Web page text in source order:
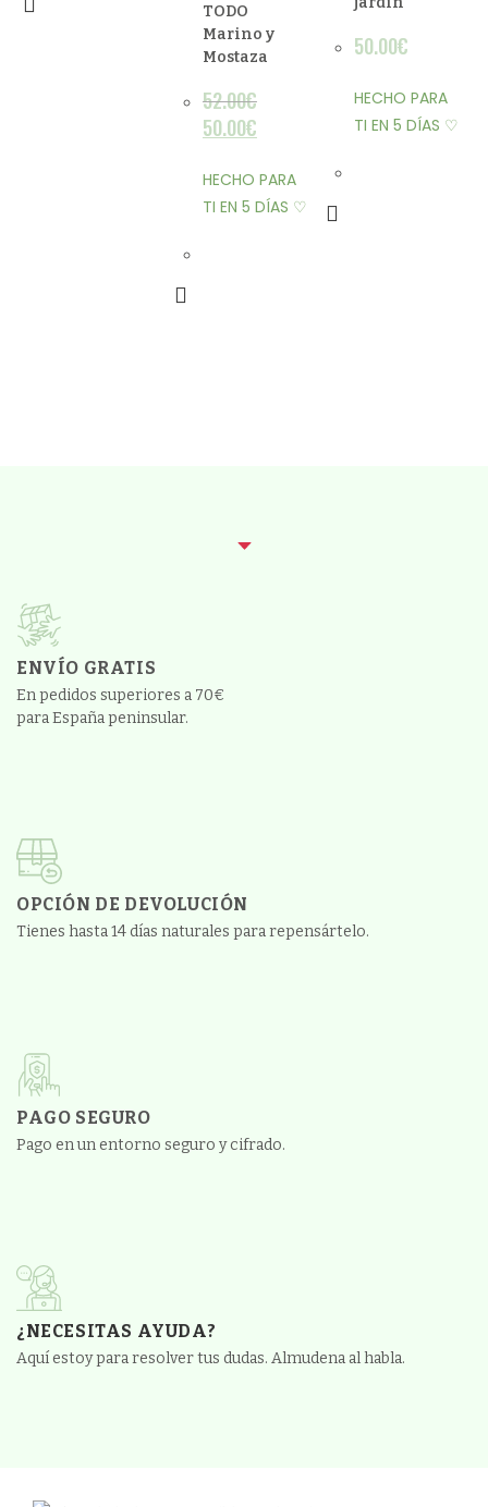
TODO
Marino y
Mostaza
52.00€
50.00€
HECHO PARA
TI EN 5 DÍAS ♡
50.00€
HECHO PARA
TI EN 5 DÍAS ♡
ENVÍO GRATIS
En pedidos superiores a 70€
para España peninsular.
OPCIÓN DE DEVOLUCIÓN
Tienes hasta 14 días naturales para repensártelo.
PAGO SEGURO
Pago en un entorno seguro y cifrado.
¿NECESITAS AYUDA?
Aquí estoy para resolver tus dudas. Almudena al habla.